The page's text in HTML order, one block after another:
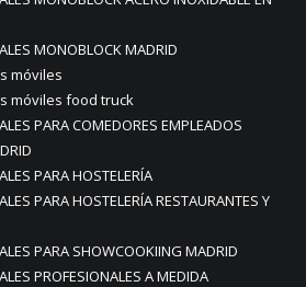
MONOBLOCK MADRID
móviles
móviles food truck
PARA COMEDORES EMPLEADOS
PARA HOSTELERÍA
PARA HOSTELERÍA RESTAURANTES Y
PARA SHOWCOOKIING MADRID
PROFESIONALES A MEDIDA